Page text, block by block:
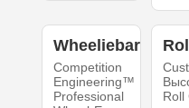
Wheeliebar
Competition
Engineering™
Professional
Roll